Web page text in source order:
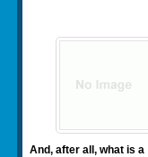
And, after all, what is a